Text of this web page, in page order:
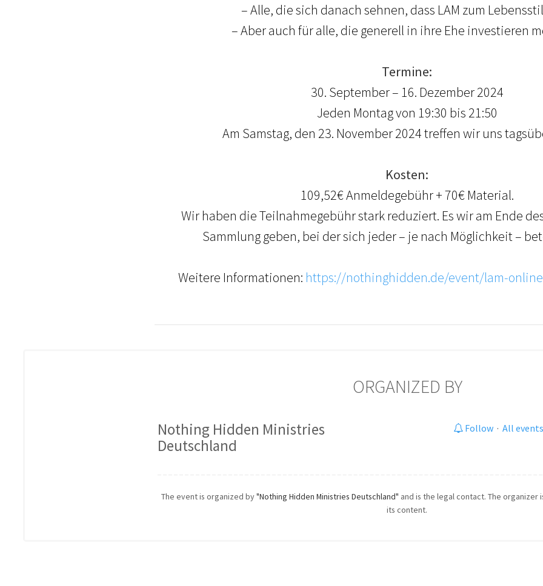
– Alle, die sich danach sehnen, dass LAM zum
– Aber auch für alle, die generell in ihre Ehe investieren
Termine:
30. September – 16. Dezember 2024
Jeden Montag von 19:30 bis 21:50
Am Samstag, den 23. November 2024 treffen wir uns
Kosten:
109,52€ Anmeldegebühr + 70€ Material.
Wir haben die Teilnahmegebühr stark reduziert. Es wir am Ende
Sammlung geben, bei der sich jeder – je nach Möglichkeit –
Weitere Informationen: https://nothinghidden.de/event/lam-
ORGANIZED BY
Nothing Hidden Ministries
Deutschland
Follow· All events
The event is organized by"Nothing Hidden Ministries Deutschland" and is the legal contact. The
its content.